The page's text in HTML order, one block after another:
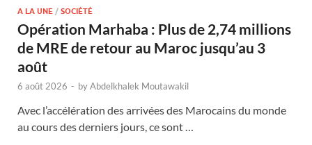
A LA UNE / SOCIÉTÉ
Opération Marhaba : Plus de 2,74 millions
de MRE de retour au Maroc jusqu’au 3
août
6 août 2026 - byAbdelkhalek Moutawakil
Avec l’accélération des arrivées des Marocains du monde
au cours des derniers jours, ce sont …